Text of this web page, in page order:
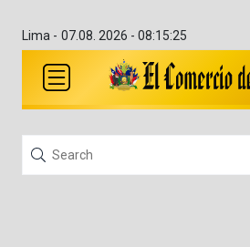
Lima - 07.08. 2026 - 08:15:26